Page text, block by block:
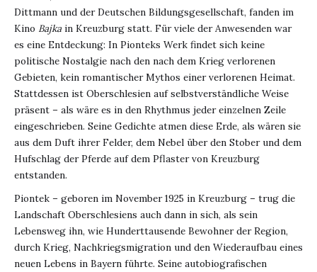
Dittmann und der Deutschen Bildungsgesellschaft, fanden im
Kino Bajka in Kreuzburg statt. Für viele der Anwesenden war
es eine Entdeckung: In Pionteks Werk findet sich keine
politische Nostalgie nach den nach dem Krieg verlorenen
Gebieten, kein romantischer Mythos einer verlorenen Heimat.
Stattdessen ist Oberschlesien auf selbstverständliche Weise
präsent – als wäre es in den Rhythmus jeder einzelnen Zeile
eingeschrieben. Seine Gedichte atmen diese Erde, als wären sie
aus dem Duft ihrer Felder, dem Nebel über den Stober und dem
Hufschlag der Pferde auf dem Pflaster von Kreuzburg
entstanden.
Piontek – geboren im November 1925 in Kreuzburg – trug die
Landschaft Oberschlesiens auch dann in sich, als sein
Lebensweg ihn, wie Hunderttausende Bewohner der Region,
durch Krieg, Nachkriegsmigration und den Wiederaufbau eines
neuen Lebens in Bayern führte. Seine autobiografischen